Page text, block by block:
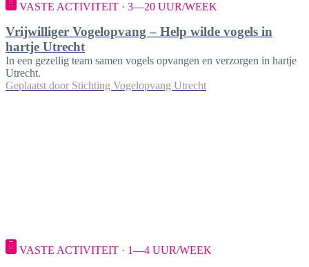
VASTE ACTIVITEIT · 3—20 UUR/WEEK
Vrijwilliger Vogelopvang – Help wilde vogels in
hartje Utrecht
In een gezellig team samen vogels opvangen en verzorgen in hartje
Utrecht.
Geplaatst door Stichting Vogelopvang Utrecht
VASTE ACTIVITEIT · 1—4 UUR/WEEK